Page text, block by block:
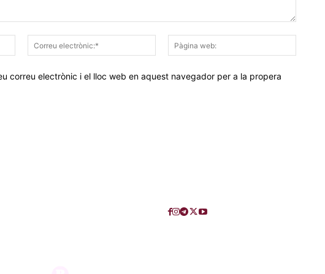
Nom:*
Correu
electrònic:*
web:
correu electrònic i el lloc web en aquest navegador per a la propera